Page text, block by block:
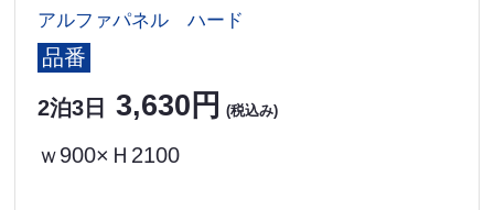
アルファパネル ハード
品番
2泊3日 3,630円 (税込み)
ｗ900×Ｈ2100